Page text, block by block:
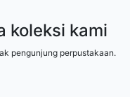
koleksi kami
pengunjung perpustakaan.